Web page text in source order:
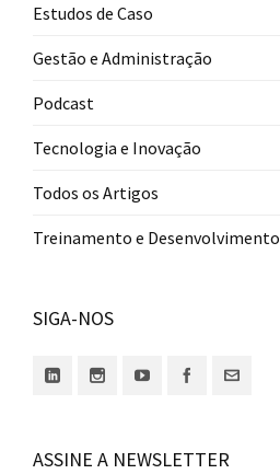
Estudos de Caso
Gestão e Administração
Podcast
Tecnologia e Inovação
Todos os Artigos
Treinamento e Desenvolvimento
SIGA-NOS
ASSINE A NEWSLETTER